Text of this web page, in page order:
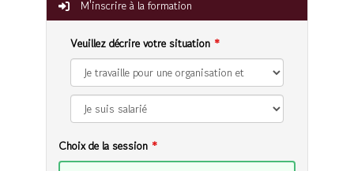
M'inscrire à la formation
Veuillez décrire votre situation
Choix de la session